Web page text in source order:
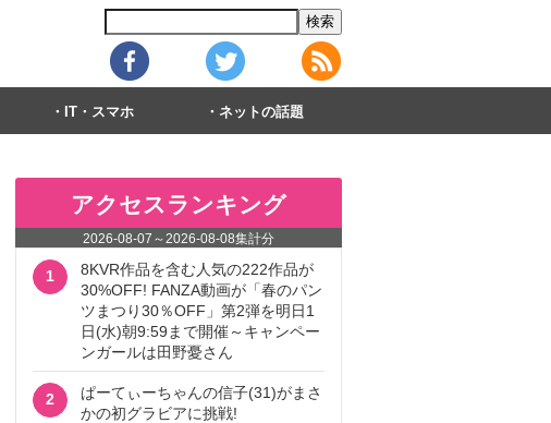
IT・スマホ ネットの話題
アクセスランキング
2026-08-07 ～2026-08-08集計分
1
8KVR作品を含む人気の222作品が
30%OFF! FANZA動画が「春のパン
ツまつり30％OFF」第2弾を明日1
日(水)朝9:59まで開催～キャンペー
ンガールは田野憂さん
2
ぱーてぃーちゃんの信子(31)がまさ
かの初グラビアに挑戦!